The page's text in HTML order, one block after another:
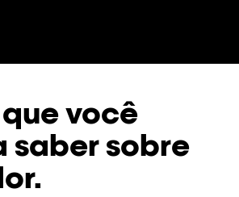
você
saber sobre